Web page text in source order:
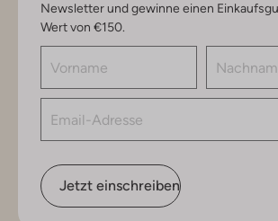
Newsletter und gewinne einen
Wert von €150.
Jetzt einschreiben